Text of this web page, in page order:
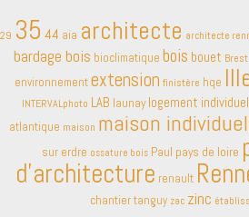
29 35 44 aia architecte architecte
bardage bois bioclimatique bois bouet Brest
environnement extension finistère hqe
INTERVALphoto LAB launay logement individuel
atlantique maison maison
sur erdre ossature bois Paul pays de loire
d'architecture renault
chantier tanguy zac zinc